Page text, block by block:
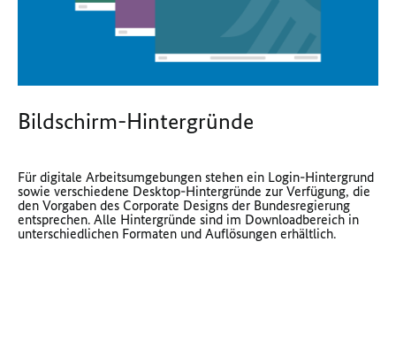
Bildschirm-Hintergründe
Für digitale Arbeitsumgebungen stehen ein Login-Hintergrund
sowie verschiedene Desktop-Hintergründe zur Verfügung, die
den Vorgaben des Corporate Designs der Bundesregierung
entsprechen. Alle Hintergründe sind im Downloadbereich in
unterschiedlichen Formaten und Auflösungen erhältlich.